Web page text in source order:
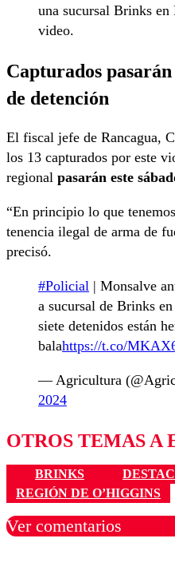
una sucursal Brinks en
video.
Capturados
de detención
El fiscal jefe de Rancagua,
los 13 capturados por este
regional pasarán este
“En principio lo que
tenencia ilegal de arma de
precisó.
#Policial | Monsalve
a sucursal de Brinks
siete detenidos están
balahttps://t.co/
— Agricultura
2024
OTROS TEMAS A
BRINKS
REGIÓN DE O’HIGGINS
Ver comentarios